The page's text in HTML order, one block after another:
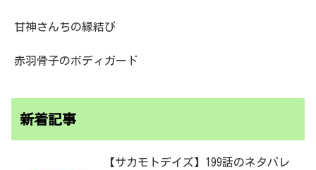
甘神さんちの縁結び
赤羽骨子のボディガード
新着記事
【サカモトデイズ】199話のネタバレ